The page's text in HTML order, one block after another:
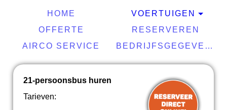
HOME
VOERTUIGEN
OFFERTE
RESERVEREN
AIRCO SERVICE
BEDRIJFSGEGEVENS
21-persoonsbus huren
Tarieven: